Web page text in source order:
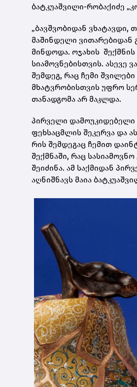
ბატკუაშვილი-რობაქიძე
„ბავშვობიდან ვხატავდი,
მაშინდელი ვითარებიდან
მინდოდა. ოჯახის
სიამოვნებისთვის. ასევე
შემდეგ, რაც ჩემი
მხატვრობისთვის უფრო
თანადგომა არ მაკლდა.
პირველი დამოუკიდებელი
ფეხსაცმლის შეკერვა და
რის შემდეგაც ჩემით
შექმნაში, რაც
შეიძინა. ამ საქმიდან
აღნიშნავს მაია